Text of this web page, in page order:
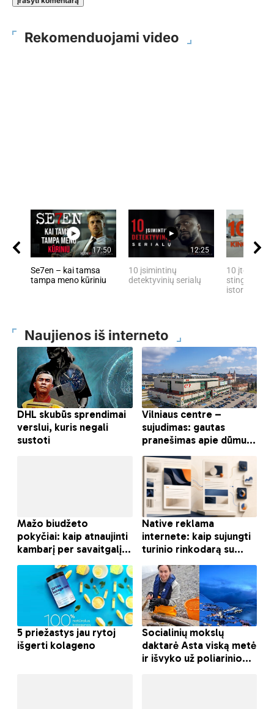
Rekomenduojami video
17:50
Se7en – kai tamsa
tampa meno kūriniu
12:25
10 įsimintinų
detektyvinių serialų
10 įtemptų,
stingdančių
istorijų
Naujienos iš interneto